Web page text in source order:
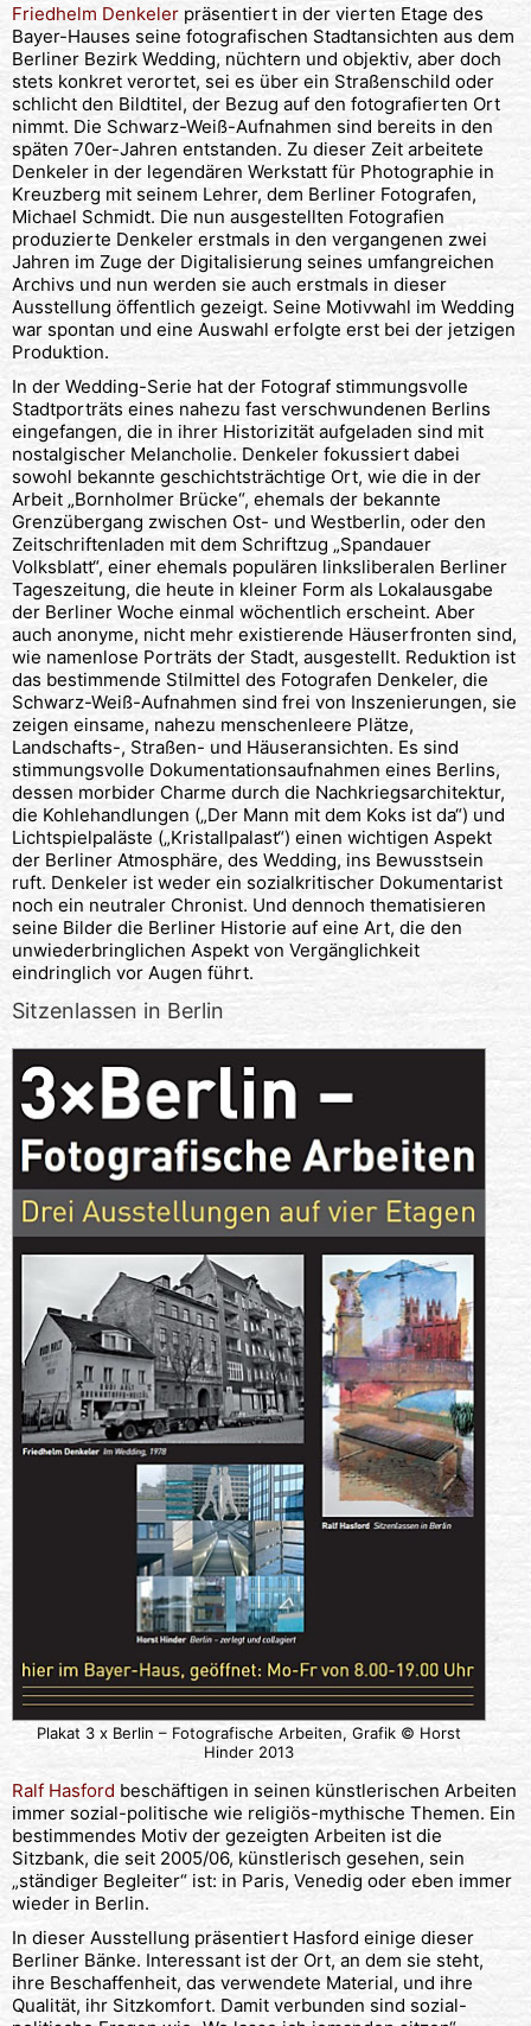
Friedhelm Denkeler präsentiert in der vierten Etage des
Bayer-Hauses seine fotografischen Stadtansichten aus dem
Berliner Bezirk Wedding, nüchtern und objektiv, aber doch
stets konkret verortet, sei es über ein Straßenschild oder
schlicht den Bildtitel, der Bezug auf den fotografierten Ort
nimmt. Die Schwarz-Weiß-Aufnahmen sind bereits in den
späten 70er-Jahren entstanden. Zu dieser Zeit arbeitete
Denkeler in der legendären Werkstatt für Photographie in
Kreuzberg mit seinem Lehrer, dem Berliner Fotografen,
Michael Schmidt. Die nun ausgestellten Fotografien
produzierte Denkeler erstmals in den vergangenen zwei
Jahren im Zuge der Digitalisierung seines umfangreichen
Archivs und nun werden sie auch erstmals in dieser
Ausstellung öffentlich gezeigt. Seine Motivwahl im Wedding
war spontan und eine Auswahl erfolgte erst bei der jetzigen
Produktion.
In der Wedding-Serie hat der Fotograf stimmungsvolle
Stadtporträts eines nahezu fast verschwundenen Berlins
eingefangen, die in ihrer Historizität aufgeladen sind mit
nostalgischer Melancholie. Denkeler fokussiert dabei
sowohl bekannte geschichtsträchtige Ort, wie die in der
Arbeit „Bornholmer Brücke“, ehemals der bekannte
Grenzübergang zwischen Ost- und Westberlin, oder den
Zeitschriftenladen mit dem Schriftzug „Spandauer
Volksblatt“, einer ehemals populären linksliberalen Berliner
Tageszeitung, die heute in kleiner Form als Lokalausgabe
der Berliner Woche einmal wöchentlich erscheint. Aber
auch anonyme, nicht mehr existierende Häuserfronten sind,
wie namenlose Porträts der Stadt, ausgestellt. Reduktion ist
das bestimmende Stilmittel des Fotografen Denkeler, die
Schwarz-Weiß-Aufnahmen sind frei von Inszenierungen, sie
zeigen einsame, nahezu menschenleere Plätze,
Landschafts-, Straßen- und Häuseransichten. Es sind
stimmungsvolle Dokumentationsaufnahmen eines Berlins,
dessen morbider Charme durch die Nachkriegsarchitektur,
die Kohlehandlungen („Der Mann mit dem Koks ist da“) und
Lichtspielpaläste („Kristallpalast“) einen wichtigen Aspekt
der Berliner Atmosphäre, des Wedding, ins Bewusstsein
ruft. Denkeler ist weder ein sozialkritischer Dokumentarist
noch ein neutraler Chronist. Und dennoch thematisieren
seine Bilder die Berliner Historie auf eine Art, die den
unwiederbringlichen Aspekt von Vergänglichkeit
eindringlich vor Augen führt.
Sitzenlassen in Berlin
Plakat 3 x Berlin – Fotografische Arbeiten, Grafik © Horst
Hinder 2013
Ralf Hasford beschäftigen in seinen künstlerischen Arbeiten
immer sozial-politische wie religiös-mythische Themen. Ein
bestimmendes Motiv der gezeigten Arbeiten ist die
Sitzbank, die seit 2005/06, künstlerisch gesehen, sein
„ständiger Begleiter“ ist: in Paris, Venedig oder eben immer
wieder in Berlin.
In dieser Ausstellung präsentiert Hasford einige dieser
Berliner Bänke. Interessant ist der Ort, an dem sie steht,
ihre Beschaffenheit, das verwendete Material, und ihre
Qualität, ihr Sitzkomfort. Damit verbunden sind sozial-